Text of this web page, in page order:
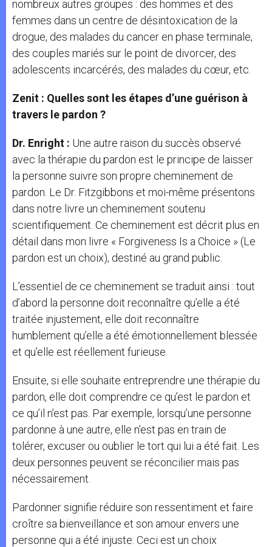
nombreux autres groupes : des hommes et des
femmes dans un centre de désintoxication de la
drogue, des malades du cancer en phase terminale,
des couples mariés sur le point de divorcer, des
adolescents incarcérés, des malades du cœur, etc.
Zenit : Quelles sont les étapes d’une guérison à
travers le pardon ?
Dr. Enright : Une autre raison du succès observé
avec la thérapie du pardon est le principe de laisser
la personne suivre son propre cheminement de
pardon. Le Dr. Fitzgibbons et moi-même présentons
dans notre livre un cheminement soutenu
scientifiquement. Ce cheminement est décrit plus en
détail dans mon livre « Forgiveness Is a Choice » (Le
pardon est un choix), destiné au grand public.
L’essentiel de ce cheminement se traduit ainsi : tout
d’abord la personne doit reconnaître qu’elle a été
traitée injustement, elle doit reconnaître
humblement qu’elle a été émotionnellement blessée
et qu’elle est réellement furieuse.
Ensuite, si elle souhaite entreprendre une thérapie du
pardon, elle doit comprendre ce qu’est le pardon et
ce qu’il n’est pas. Par exemple, lorsqu’une personne
pardonne à une autre, elle n’est pas en train de
tolérer, excuser ou oublier le tort qui lui a été fait. Les
deux personnes peuvent se réconcilier mais pas
nécessairement.
Pardonner signifie réduire son ressentiment et faire
croître sa bienveillance et son amour envers une
personne qui a été injuste. Ceci est un choix